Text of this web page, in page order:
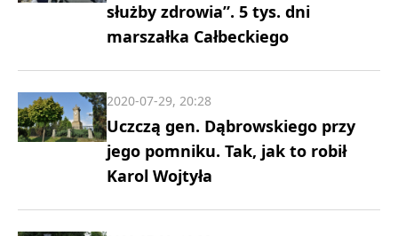
służby zdrowia”. 5 tys. dni
marszałka Całbeckiego
Uczczą gen. Dąbrowskiego przy
jego pomniku. Tak, jak to robił
Karol Wojtyła
2020-07-29, 20:28